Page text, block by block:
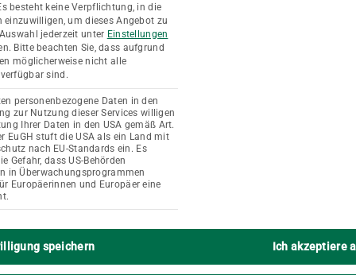
des Haus
Bewohner, steht im Mittelpunkt unserer
besteht keine Verpflichtung, in die
einzuwilligen, um dieses Angebot zu
jederzeit unter Einstellungen
Bitte beachten Sie, dass aufgrund
möglicherweise nicht alle
sind.
personenbezogene Daten in den
zur Nutzung dieser Services willigen
Ihrer Daten in den USA gemäß Art.
EuGH stuft die USA als ein Land mit
nach EU-Standards ein. Es
Gefahr, dass US-Behörden
in Überwachungsprogrammen
Europäerinnen und Europäer eine
speichern Ich akzeptiere